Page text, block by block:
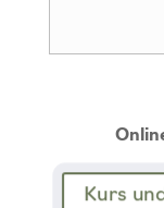
Kurs